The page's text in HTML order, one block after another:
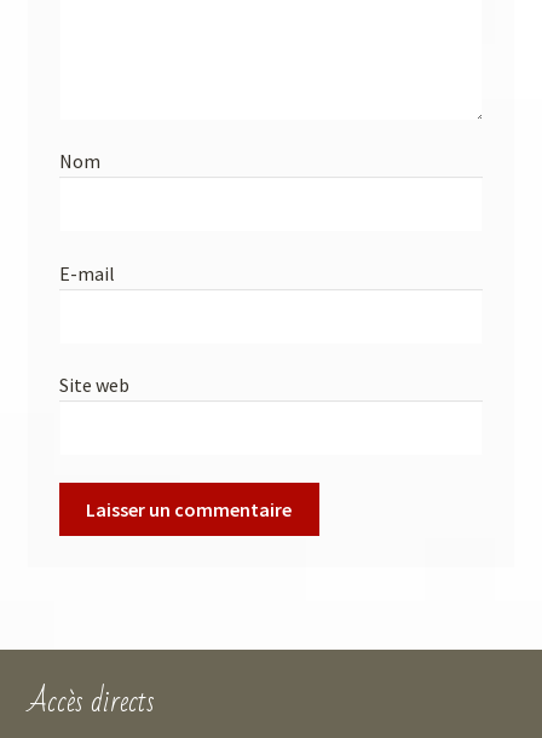
Nom
E-mail
Site web
Accès directs